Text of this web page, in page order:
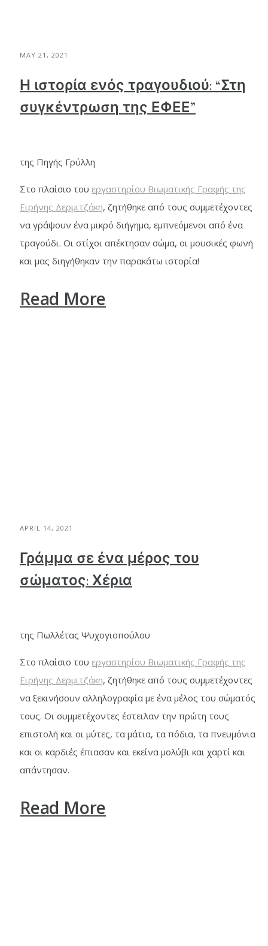
MAY 21, 2021
Η ιστορία ενός τραγουδιού: “Στη
συγκέντρωση της ΕΦΕΕ”
της Πηγής Γρύλλη
Στο πλαίσιο του εργαστηρίου Βιωματικής Γραφής της
Ειρήνης Δερμιτζάκη, ζητήθηκε από τους συμμετέχοντες
να γράψουν ένα μικρό διήγημα, εμπνεόμενοι από ένα
τραγούδι. Οι στίχοι απέκτησαν σώμα, οι μουσικές φωνή
και μας διηγήθηκαν την παρακάτω ιστορία!
Read More
APRIL 14, 2021
Γράμμα σε ένα μέρος του
σώματος: Χέρια
της Πωλλέτας Ψυχογιοπούλου
Στο πλαίσιο του εργαστηρίου Βιωματικής Γραφής της
Ειρήνης Δερμιτζάκη, ζητήθηκε από τους συμμετέχοντες
να ξεκινήσουν αλληλογραφία με ένα μέλος του σώματός
τους. Οι συμμετέχοντες έστειλαν την πρώτη τους
επιστολή και οι μύτες, τα μάτια, τα πόδια, τα πνευμόνια
και οι καρδιές έπιασαν και εκείνα μολύβι και χαρτί και
απάντησαν.
Read More